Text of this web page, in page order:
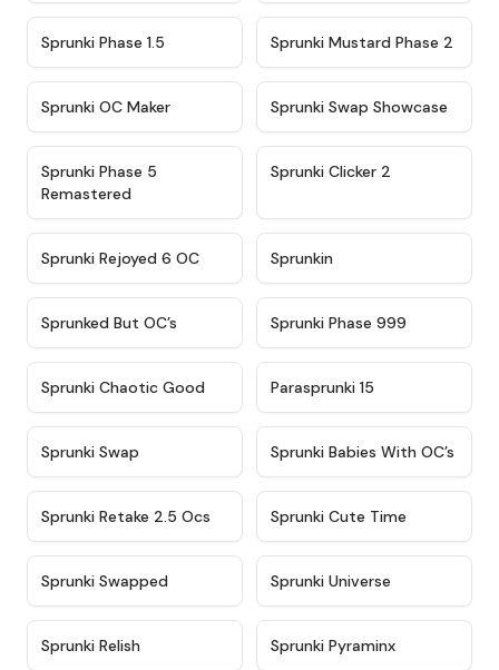
Sprunki Phase 1.5 ★ 4.4
Sprunki Mustard Phase 2
Sprunki OC Maker ★ 4.6
Sprunki Swap Showcase
Sprunki Phase 5
Remastered
Sprunki Clicker 2
★ 4.4
Sprunki Rejoyed 6 OC Sprunkin
Sprunked But OC’s Sprunki Phase 999
★ 4.7
Sprunki Chaotic Good Parasprunki 15
Sprunki Swap ★ 4.8
Sprunki Babies With OC’s
★ 4.6
Sprunki Retake 2.5 Ocs Sprunki Cute Time
Sprunki Swapped Sprunki Universe
Sprunki Relish Sprunki Pyraminx